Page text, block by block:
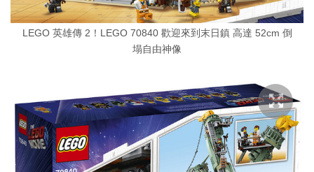
LEGO 英雄傳 2！LEGO 70840 歡迎來到末日鎮 高達 52cm 倒
塌自由神像